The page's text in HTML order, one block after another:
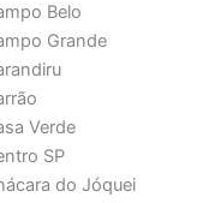
Belo
Grande
Verde
SP
do Jóquei